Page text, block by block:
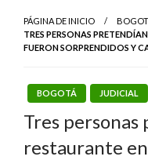
PÁGINA DE INICIO
TRES PERSONAS
FUERON SORPRENDIDOS Y
BOGOTÁ JUDICIAL
Tres
restaurante